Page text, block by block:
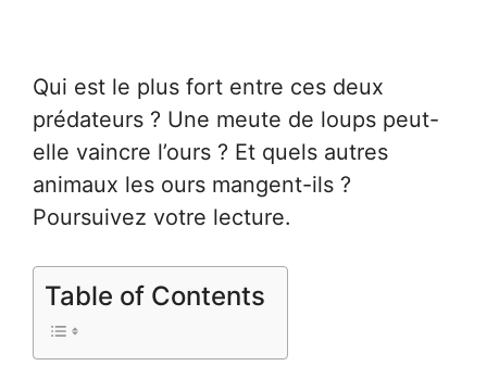
Qui est le plus fort entre ces deux
prédateurs ? Une meute de loups peut-
elle vaincre l’ours ? Et quels autres
animaux les ours mangent-ils ?
Poursuivez votre lecture.
Table of Contents